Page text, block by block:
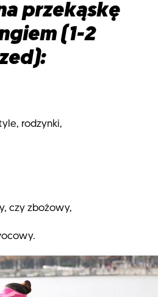
przekąskę
(1-2
rodzynki,
czy zbożowy,